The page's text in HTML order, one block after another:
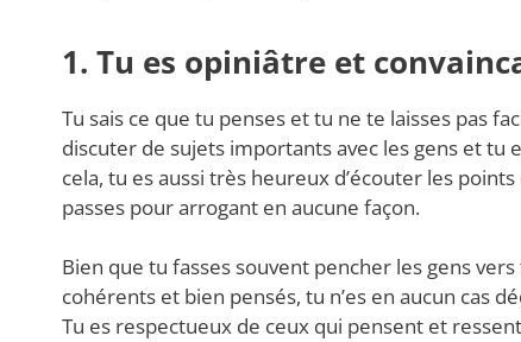
1. Tu es opiniâtre et
Tu sais ce que tu penses et tu ne te laisses pas
discuter de sujets importants avec les gens et
cela, tu es aussi très heureux d’écouter les
passes pour arrogant en aucune façon.
Bien que tu fasses souvent pencher les gens
cohérents et bien pensés, tu n’es en aucun cas
Tu es respectueux de ceux qui pensent et